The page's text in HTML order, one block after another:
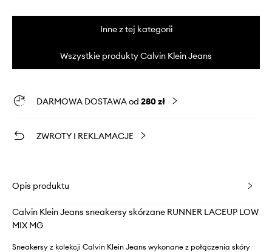
Inne z tej kategorii
Wszystkie produkty Calvin Klein Jeans
DARMOWA DOSTAWA od 280 zł
ZWROTY I REKLAMACJE
Opis produktu
Calvin Klein Jeans sneakersy skórzane RUNNER LACEUP LOW
MIX MG
Sneakersy z kolekcji Calvin Klein Jeans wykonane z połączenia skóry